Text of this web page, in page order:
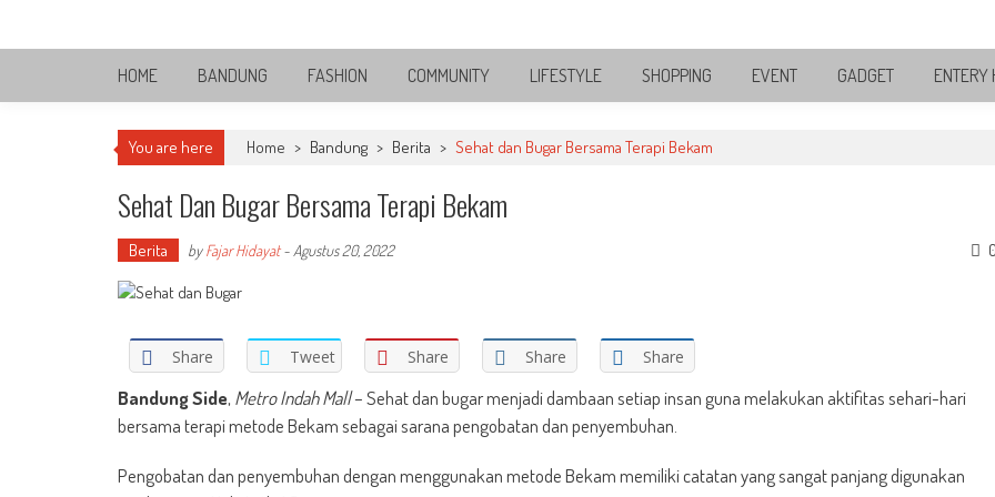
Bandung Side
Sisi Cantik Bandung
HOME BANDUNG FASHION COMMUNITY LIFESTYLE SHOPPING EVENT GADGET ENTERY
You are here Home > Bandung > Berita > Sehat dan Bugar Bersama Terapi Bekam
Sehat Dan Bugar Bersama Terapi Bekam
Berita byFajar Hidayat- Agustus 20, 2022 0
Share Tweet Share Share Share
Bandung Side, Metro Indah Mall– Sehat dan bugar menjadi dambaan setiap insan guna melakukan aktifitas sehari-hari
bersama terapi metode Bekam sebagai sarana pengobatan dan penyembuhan.
Pengobatan dan penyembuhan dengan menggunakan metode Bekam memiliki catatan yang sangat panjang digunakan